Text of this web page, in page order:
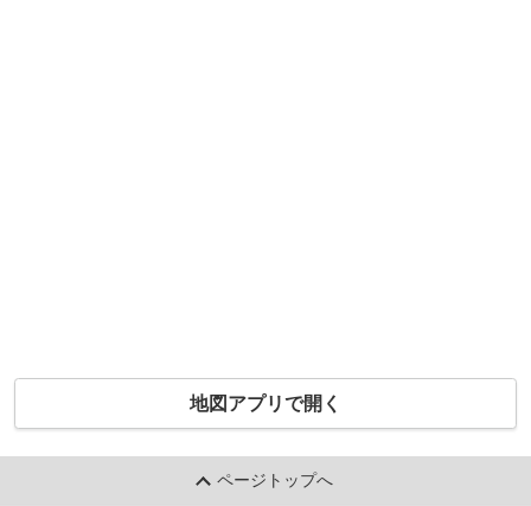
地図アプリで開く
ページトップへ